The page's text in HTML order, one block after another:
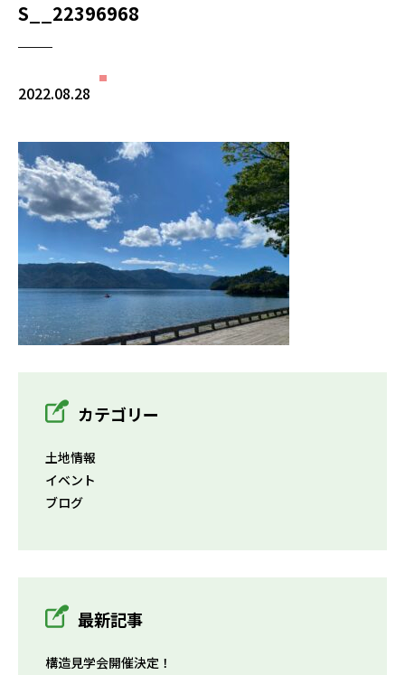
S__22396968
2022.08.28
カテゴリー
土地情報
イベント
ブログ
最新記事
構造見学会開催決定！